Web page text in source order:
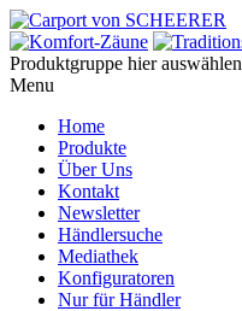
Produktgruppe hier auswählen
Menu
Home
Produkte
Über Uns
Kontakt
Newsletter
Händlersuche
Mediathek
Konfiguratoren
Nur für Händler